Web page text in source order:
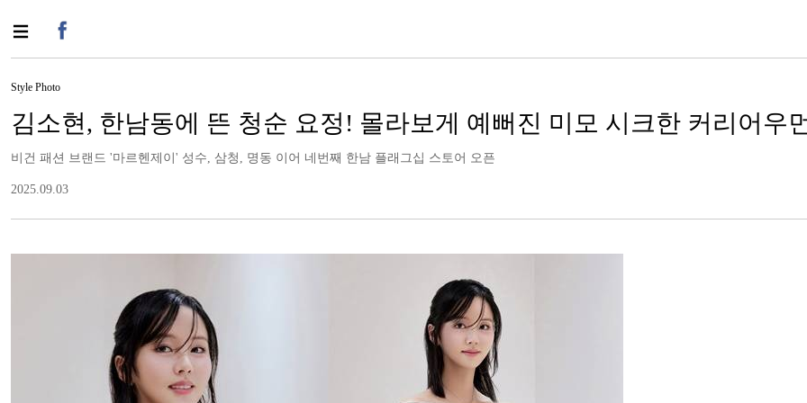
Style Photo
김소현, 한남동에 뜬 청순 요정! 몰라보게 예뻐진 미모 시크한 커리어우
비건 패션 브랜드 '마르헨제이' 성수, 삼청, 명동 이어 네번째 한남 플래그십 스토어 오픈
2025.09.03